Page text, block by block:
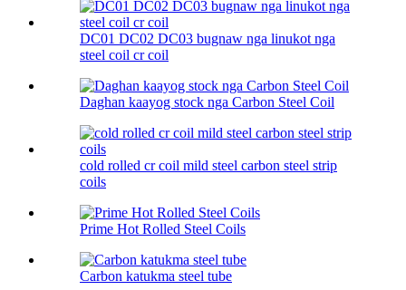
DC01 DC02 DC03 bugnaw nga linukot nga
steel coil cr coil
Daghan kaayog stock nga Carbon Steel Coil
cold rolled cr coil mild steel carbon steel strip
coils
Prime Hot Rolled Steel Coils
Carbon katukma steel tube